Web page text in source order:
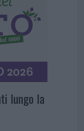
lungo la